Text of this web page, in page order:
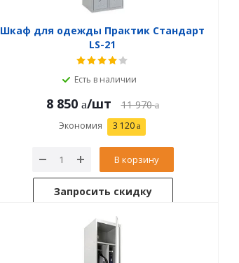
Шкаф для одежды Практик Стандарт
LS-21
Есть в наличии
8 850 /шт 11 970
Экономия 3 120
В корзину
Запросить скидку